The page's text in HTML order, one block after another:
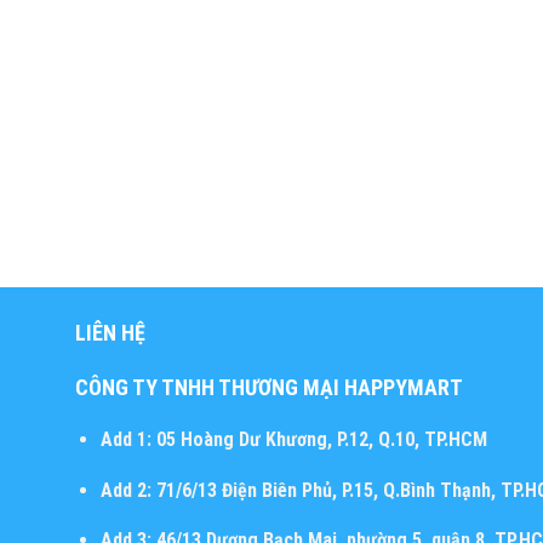
LIÊN HỆ
CÔNG TY TNHH THƯƠNG MẠI HAPPYMART
Add 1:05 Hoàng Dư Khương, P.12, Q.10, TP.HCM
Add 2:71/6/13 Điện Biên Phủ, P.15, Q.Bình Thạnh,